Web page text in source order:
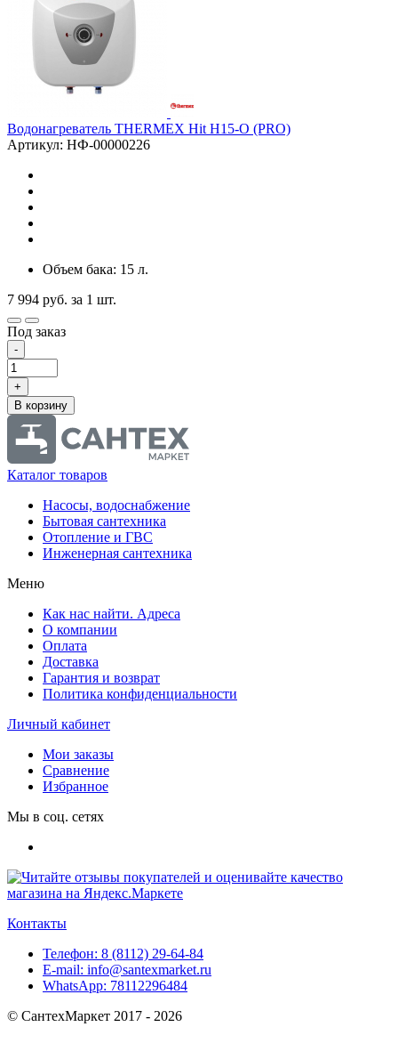
Водонагреватель THERMEX Hit H15-O (PRO)
Артикул: НФ-00000226
Объем бака: 15 л.
7 994 руб. за 1 шт.
Под заказ
-
+
В корзину
Каталог товаров
Насосы, водоснабжение
Бытовая сантехника
Отопление и ГВС
Инженерная сантехника
Меню
Как нас найти. Адреса
О компании
Оплата
Доставка
Гарантия и возврат
Политика конфиденциальности
Личный кабинет
Мои заказы
Сравнение
Избранное
Мы в соц. сетях
Контакты
Телефон: 8 (8112) 29-64-84
E-mail: info@santexmarket.ru
WhatsApp: 78112296484
© СантехМаркет 2017 - 2026